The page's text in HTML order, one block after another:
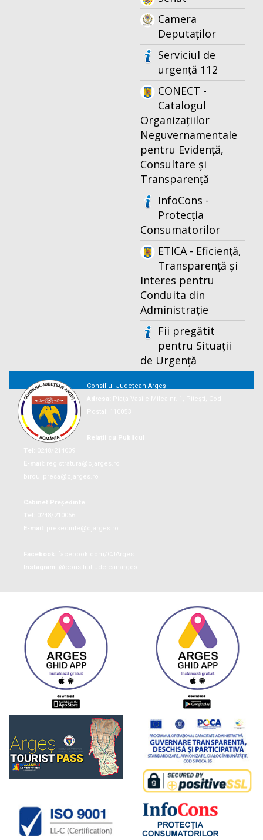
Camera
Deputaților
Serviciul de
urgență 112
CONECT -
Catalogul
Organizațiilor
Neguvernamentale
pentru Evidență,
Consultare și
Transparență
InfoCons -
Protecția
Consumatorilor
ETICA - Eficiență,
Transparență și
Interes pentru
Conduita din
Administrație
Fii pregătit
pentru Situații
de Urgență
Consiliul Județean Argeș